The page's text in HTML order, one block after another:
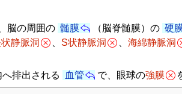
脳の周囲の 髄膜 （脳脊髄膜）の 硬
状静脈洞 S状静脈洞 海綿静脈洞
排出される 血管 で、眼球の強膜